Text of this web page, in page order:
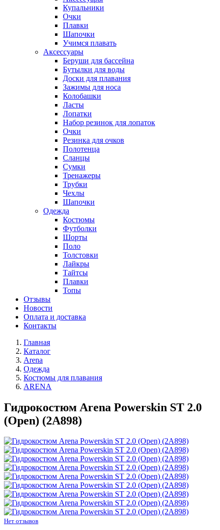
Купальники
Очки
Плавки
Шапочки
Учимся плавать
Аксессуары
Беруши для бассейна
Бутылки для воды
Доски для плавания
Зажимы для носа
Колобашки
Ласты
Лопатки
Набор резинок для лопаток
Очки
Резинка для очков
Полотенца
Сланцы
Сумки
Тренажеры
Трубки
Чехлы
Шапочки
Одежда
Костюмы
Футболки
Шорты
Поло
Толстовки
Лайкры
Тайтсы
Плавки
Топы
Отзывы
Новости
Оплата и доставка
Контакты
Главная
Каталог
Arena
Одежда
Костюмы для плавания
ARENA
Гидрокостюм Arena Powerskin ST 2.0
(Open) (2A898)
Нет отзывов